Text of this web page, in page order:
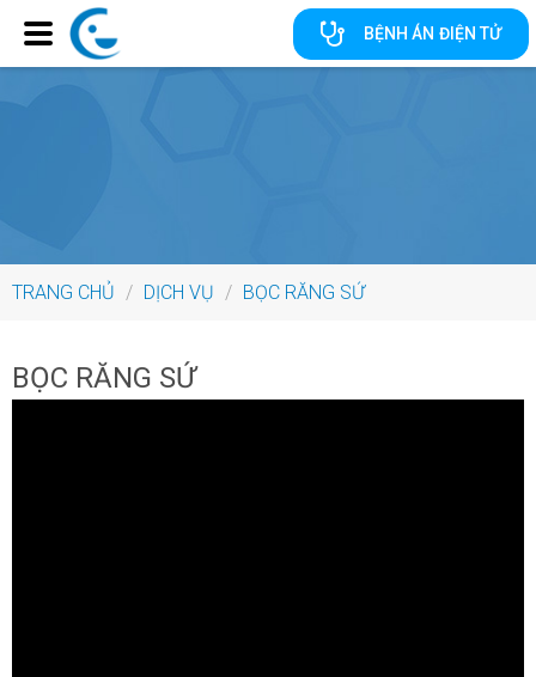
BỆNH ÁN ĐIỆN TỬ
TRANG CHỦ / DỊCH VỤ / BỌC RĂNG SỨ
BỌC RĂNG SỨ